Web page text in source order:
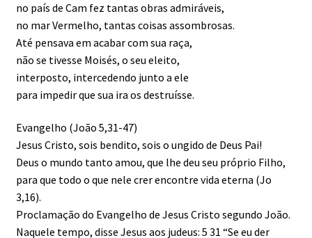
no país de Cam fez tantas obras admiráveis,
no mar Vermelho, tantas coisas assombrosas.
Até pensava em acabar com sua raça,
não se tivesse Moisés, o seu eleito,
interposto, intercedendo junto a ele
para impedir que sua ira os destruísse.
Evangelho (João 5,31-47)
Jesus Cristo, sois bendito, sois o ungido de Deus Pai!
Deus o mundo tanto amou, que lhe deu seu próprio Filho,
para que todo o que nele crer encontre vida eterna (Jo
3,16).
Proclamação do Evangelho de Jesus Cristo segundo João.
Naquele tempo, disse Jesus aos judeus: 5 31 “Se eu der